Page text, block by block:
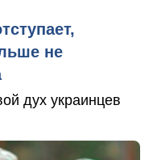
не
дух украинцев